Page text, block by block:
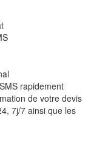
rapidement
de votre devis
7j/7 ainsi que les